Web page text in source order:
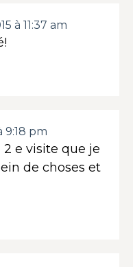
à 11:37 am
9:18 pm
2 e visite que je
de choses et